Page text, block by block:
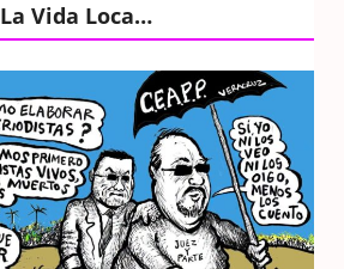
La Vida Loca…